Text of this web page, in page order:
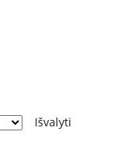
Išvalyti